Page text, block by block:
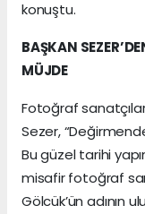
konuştu.
BAŞKAN
MÜJDE
Fotoğraf
Sezer,
Bu güzel tarihi
misafir fotoğraf
Gölcük’ün adının